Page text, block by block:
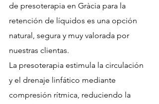
de presoterapia en Gràcia para la
retención de líquidos es una opción
natural, segura y muy valorada por
nuestras clientas.
La presoterapia estimula la circulación
y el drenaje linfático mediante
compresión rítmica, reduciendo la